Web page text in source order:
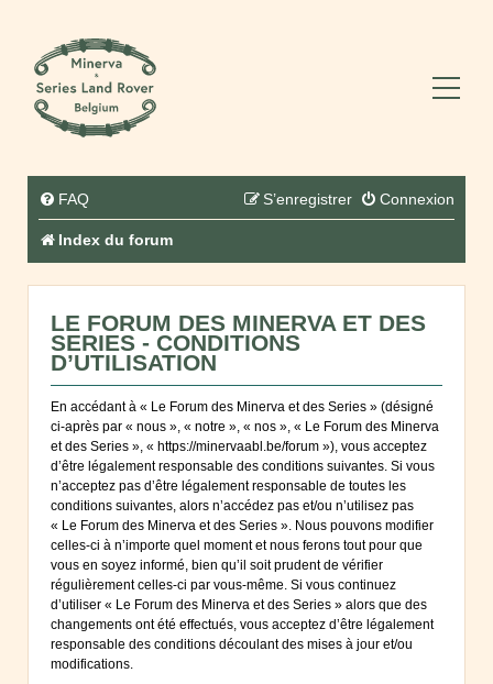
FAQ Connexion
S’enregistrer
Index du forum
LE FORUM DES MINERVA ET DES
SERIES - CONDITIONS
D’UTILISATION
En accédant à « Le Forum des Minerva et des Series » (désigné
ci-après par « nous », « notre », « nos », « Le Forum des Minerva
et des Series », « https://minervaabl.be/forum »), vous acceptez
d’être légalement responsable des conditions suivantes. Si vous
n’acceptez pas d’être légalement responsable de toutes les
conditions suivantes, alors n’accédez pas et/ou n’utilisez pas
« Le Forum des Minerva et des Series ». Nous pouvons modifier
celles-ci à n’importe quel moment et nous ferons tout pour que
vous en soyez informé, bien qu’il soit prudent de vérifier
régulièrement celles-ci par vous-même. Si vous continuez
d’utiliser « Le Forum des Minerva et des Series » alors que des
changements ont été effectués, vous acceptez d’être légalement
responsable des conditions découlant des mises à jour et/ou
modifications.